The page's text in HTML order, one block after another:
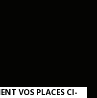
VOS PLACES CI-